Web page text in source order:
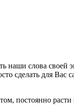
наши слова своей
сделать для Вас
постоянно расти